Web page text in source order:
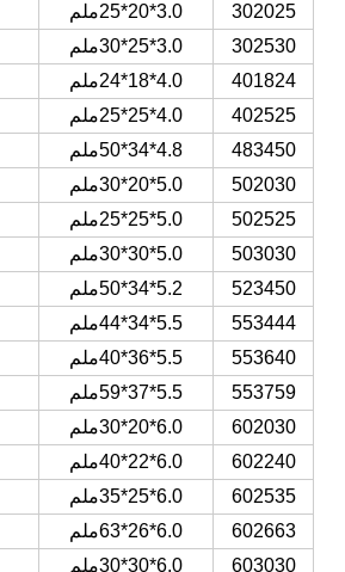
302025
3.0*20*25ملم
302530
3.0*25*30ملم
401824
4.0*18*24ملم
402525
4.0*25*25ملم
483450
4.8*34*50ملم
502030
5.0*20*30ملم
502525
5.0*25*25ملم
503030
5.0*30*30ملم
523450
5.2*34*50ملم
553444
5.5*34*44ملم
553640
5.5*36*40ملم
553759
5.5*37*59ملم
602030
6.0*20*30ملم
602240
6.0*22*40ملم
602535
6.0*25*35ملم
602663
6.0*26*63ملم
603030
6.0*30*30ملم